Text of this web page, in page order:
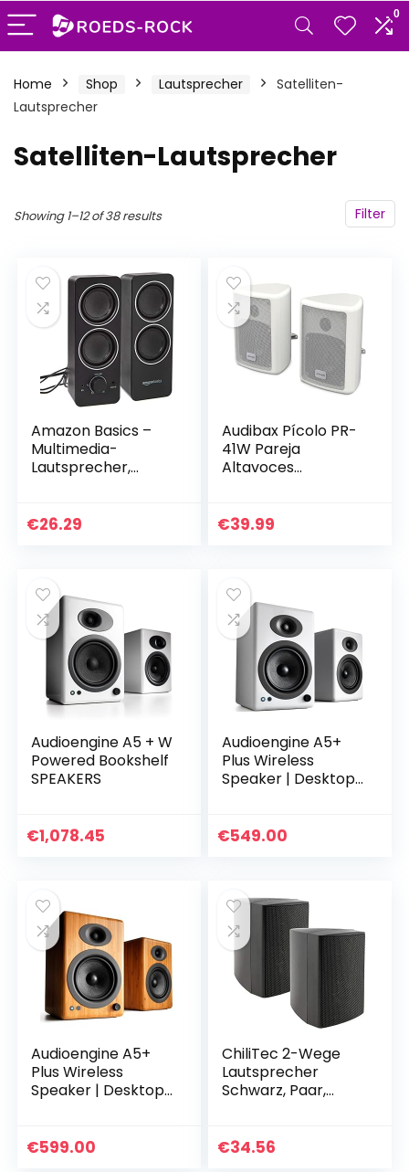
0
Home Shop Lautsprecher
Satelliten-
Lautsprecher
Satelliten-Lautsprecher
Filter
Showing 1–12 of 38 results
Amazon Basics –
Multimedia-
Lautsprecher,
orgung
€26.29
Audibax Pícolo PR-
41W Pareja
Altavoces
Soporte Pared
€39.99
Audioengine A5 + W
Powered Bookshelf
SPEAKERS
€1,078.45
Audioengine A5+
Plus Wireless
Speaker | Desktop
System aptX HD
€549.00
Audioengine A5+
Plus Wireless
Speaker | Desktop
System aptX HD
€599.00
ChiliTec 2-Wege
Lautsprecher
Schwarz, Paar,
HiFi Stereoanlage
€34.56